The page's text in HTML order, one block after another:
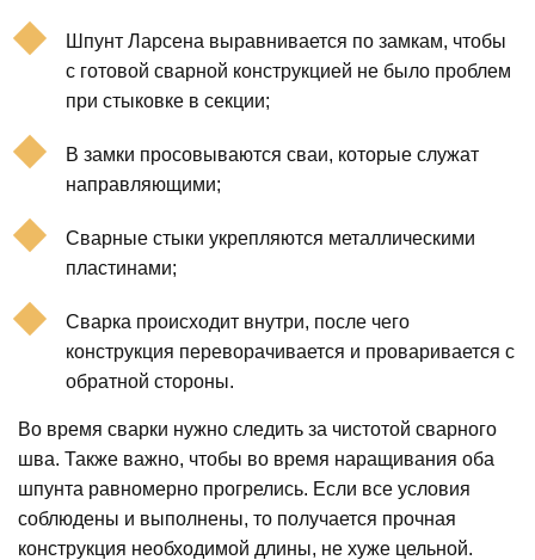
Шпунт Ларсена выравнивается по замкам, чтобы
с готовой сварной конструкцией не было проблем
при стыковке в секции;
В замки просовываются сваи, которые служат
направляющими;
Сварные стыки укрепляются металлическими
пластинами;
Сварка происходит внутри, после чего
конструкция переворачивается и проваривается с
обратной стороны.
Во время сварки нужно следить за чистотой сварного
шва. Также важно, чтобы во время наращивания оба
шпунта равномерно прогрелись. Если все условия
соблюдены и выполнены, то получается прочная
конструкция необходимой длины, не хуже цельной.